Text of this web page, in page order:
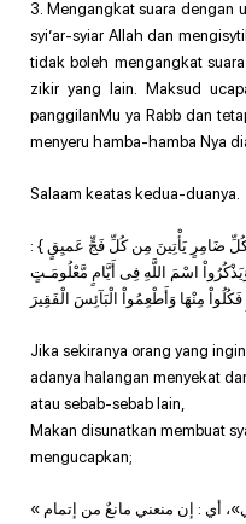
3. Mengangkat suara dengan
syi’ar-syiar Allah dan
tidak boleh mengangkat
zikir yang lain. Maksud
panggilanMu ya Rabb dan
menyeru hamba-hamba Nya
Salaam keatas kedua-duanya.
: { وَأَذِّن فِى النَّاسِ بِالْحَجِّ يَأْتُوكَ رِجَالاً وَعَلَى كُلِّ ضَامِرٍ يَأْتِينَ مِن كُلِّ فَجٍّ عَميِقٍ
اسْمَ اللَّهِ فِى أَيَّامٍ مَّعْلُومَـتٍ
Jika sekiranya orang yang
adanya halangan menyekat
atau sebab-sebab lain,
Makan disunatkan membuat
mengucapkan;
« إن حبسني حابس فمحلي حيث حبستني»، أي : إن منعني مانعٌ من إتمام